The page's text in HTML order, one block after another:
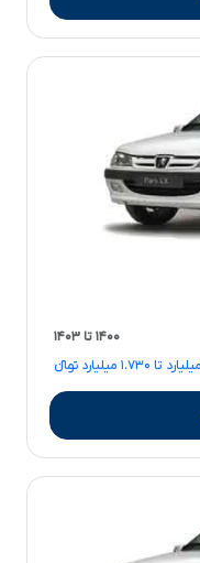
۱۴۰۰ تا ۱۴۰۳